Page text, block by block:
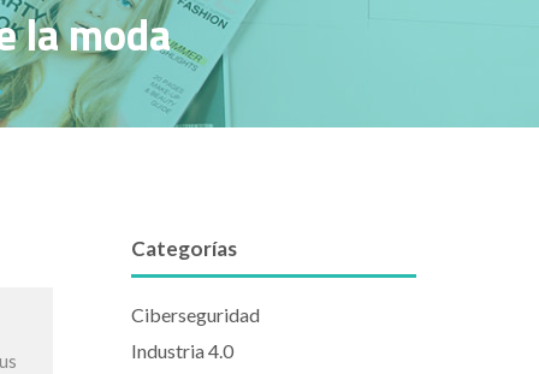
la moda
Categorías
Ciberseguridad
Industria 4.0